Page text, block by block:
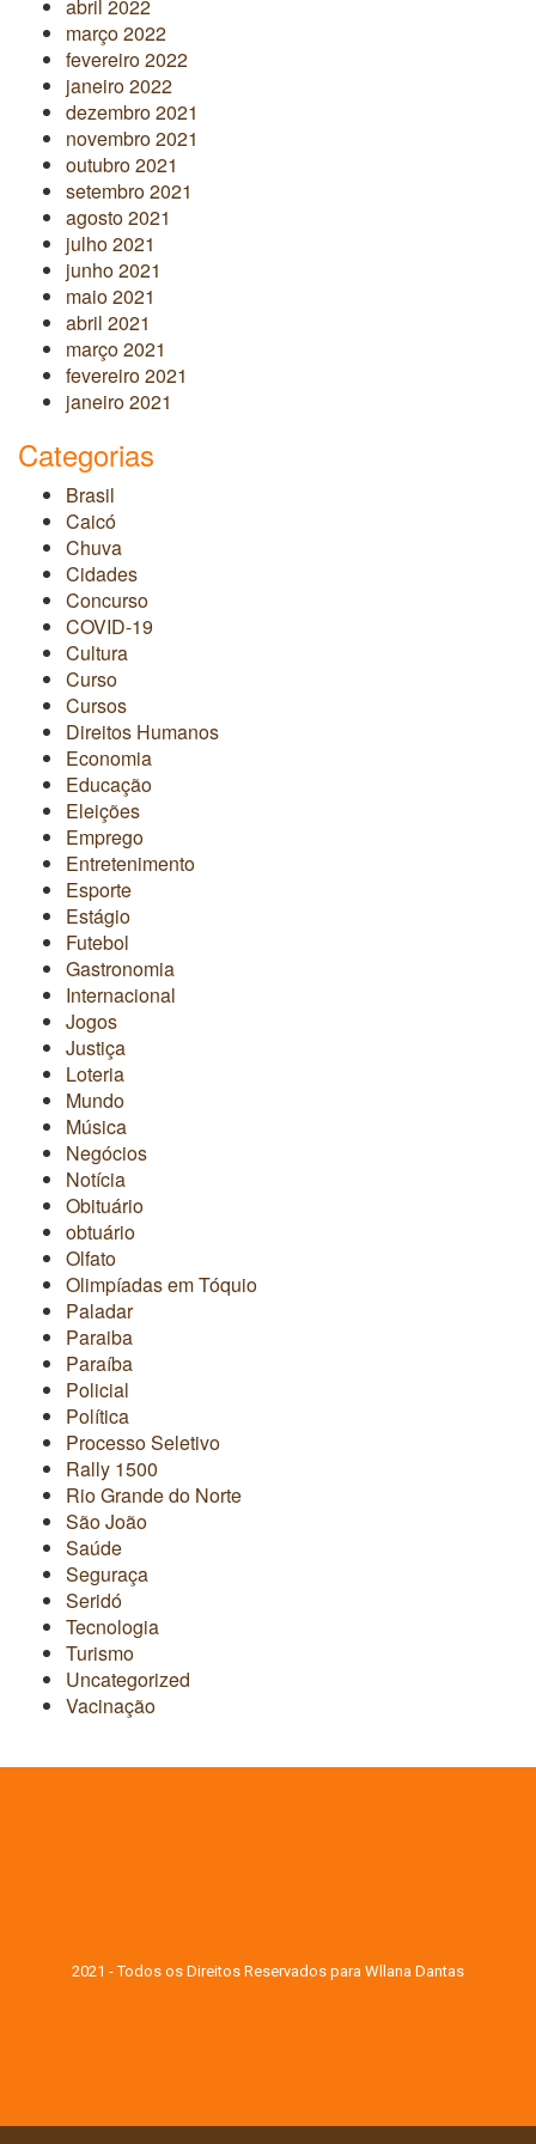
abril 2022
março 2022
fevereiro 2022
janeiro 2022
dezembro 2021
novembro 2021
outubro 2021
setembro 2021
agosto 2021
julho 2021
junho 2021
maio 2021
abril 2021
março 2021
fevereiro 2021
janeiro 2021
Categorias
Brasil
Caicó
Chuva
Cidades
Concurso
COVID-19
Cultura
Curso
Cursos
Direitos Humanos
Economia
Educação
Eleições
Emprego
Entretenimento
Esporte
Estágio
Futebol
Gastronomia
Internacional
Jogos
Justiça
Loteria
Mundo
Música
Negócios
Notícia
Obituário
obtuário
Olfato
Olimpíadas em Tóquio
Paladar
Paraiba
Paraíba
Policial
Política
Processo Seletivo
Rally 1500
Rio Grande do Norte
São João
Saúde
Seguraça
Seridó
Tecnologia
Turismo
Uncategorized
Vacinação
2021 - Todos os Direitos Reservados para Wllana Dantas